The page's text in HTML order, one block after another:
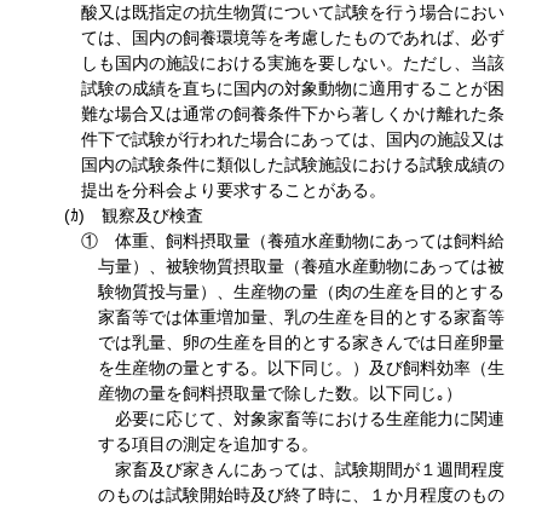
酸又は既指定の抗生物質について試験を行う場合におい
ては、国内の飼養環境等を考慮したものであれば、必ず
しも国内の施設における実施を要しない。ただし、当該
試験の成績を直ちに国内の対象動物に適用することが困
難な場合又は通常の飼養条件下から著しくかけ離れた条
件下で試験が行われた場合にあっては、国内の施設又は
国内の試験条件に類似した試験施設における試験成績の
提出を分科会より要求することがある。
(ｶ) 観察及び検査
① 体重、飼料摂取量（養殖水産動物にあっては飼料給
与量）、被験物質摂取量（養殖水産動物にあっては被
験物質投与量）、生産物の量（肉の生産を目的とする
家畜等では体重増加量、乳の生産を目的とする家畜等
では乳量、卵の生産を目的とする家きんでは日産卵量
を生産物の量とする。以下同じ。）及び飼料効率（生
産物の量を飼料摂取量で除した数。以下同じ｡）
必要に応じて、対象家畜等における生産能力に関連
する項目の測定を追加する。
家畜及び家きんにあっては、試験期間が１週間程度
のものは試験開始時及び終了時に、１か月程度のもの